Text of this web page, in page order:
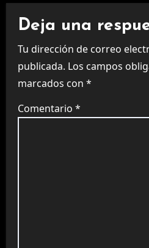
Deja una
Tu dirección de correo
publicada. Los campos
marcados con *
Comentario *